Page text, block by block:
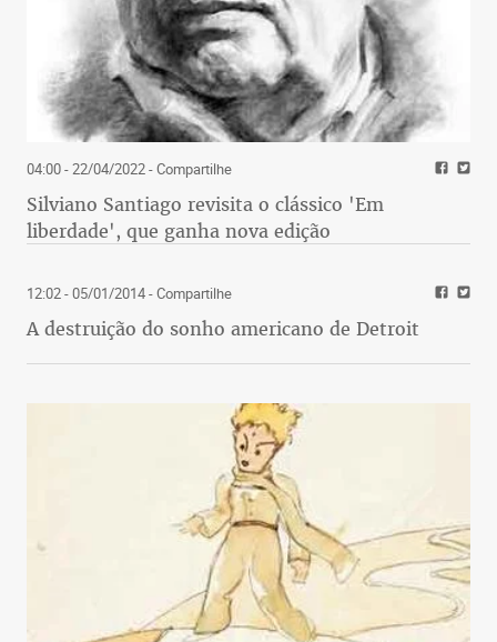
04:00 - 22/04/2022- Compartilhe
Silviano Santiago revisita o clássico 'Em
liberdade', que ganha nova edição
12:02 - 05/01/2014- Compartilhe
A destruição do sonho americano de Detroit